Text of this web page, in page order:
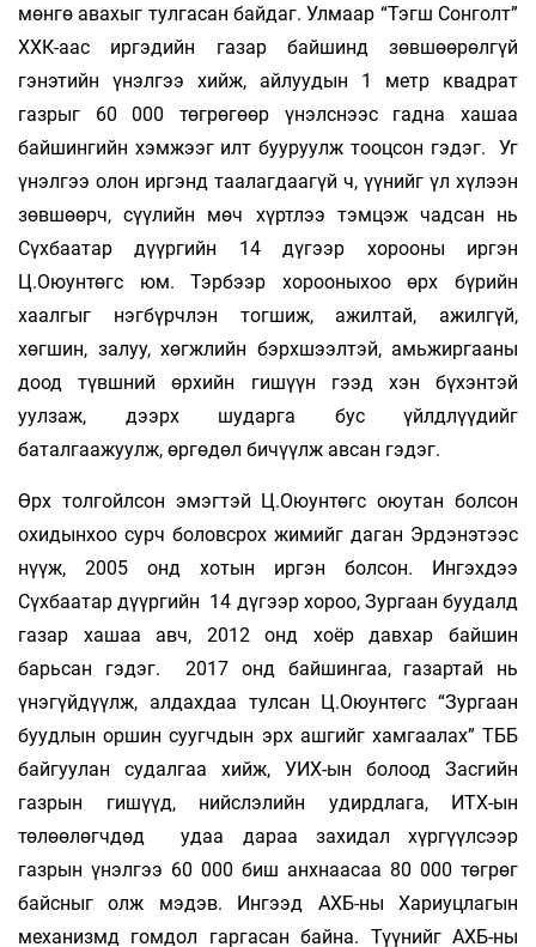
мөнгө авахыг тулгасан байдаг. Улмаар “Тэгш Сонголт”
ХХК-аас иргэдийн газар байшинд зөвшөөрөлгүй
гэнэтийн үнэлгээ хийж, айлуудын 1 метр квадрат
газрыг 60 000 төгрөгөөр үнэлснээс гадна хашаа
байшингийн хэмжээг илт бууруулж тооцсон гэдэг. Уг
үнэлгээ олон иргэнд таалагдаагүй ч, үүнийг үл хүлээн
зөвшөөрч, сүүлийн мөч хүртлээ тэмцэж чадсан нь
Сүхбаатар дүүргийн 14 дүгээр хорооны иргэн
Ц.Оюунтөгс юм. Тэрбээр хорооныхоо өрх бүрийн
хаалгыг нэгбүрчлэн тогшиж, ажилтай, ажилгүй,
хөгшин, залуу, хөгжлийн бэрхшээлтэй, амьжиргааны
доод түвшний өрхийн гишүүн гээд хэн бүхэнтэй
уулзаж, дээрх шударга бус үйлдлүүдийг
баталгаажуулж, өргөдөл бичүүлж авсан гэдэг.
Өрх толгойлсон эмэгтэй Ц.Оюунтөгс оюутан болсон
охидынхоо сурч боловсрох жимийг даган Эрдэнэтээс
нүүж, 2005 онд хотын иргэн болсон. Ингэхдээ
Сүхбаатар дүүргийн 14 дүгээр хороо, Зургаан буудалд
газар хашаа авч, 2012 онд хоёр давхар байшин
барьсан гэдэг. 2017 онд байшингаа, газартай нь
үнэгүйдүүлж, алдахдаа тулсан Ц.Оюунтөгс “Зургаан
буудлын оршин суугчдын эрх ашгийг хамгаалах” ТББ
байгуулан судалгаа хийж, УИХ-ын болоод Засгийн
газрын гишүүд, нийслэлийн удирдлага, ИТХ-ын
төлөөлөгчдөд удаа дараа захидал хүргүүлсээр
газрын үнэлгээ 60 000 биш анхнаасаа 80 000 төгрөг
байсныг олж мэдэв. Ингээд АХБ-ны Хариуцлагын
механизмд гомдол гаргасан байна. Түүнийг АХБ-ны